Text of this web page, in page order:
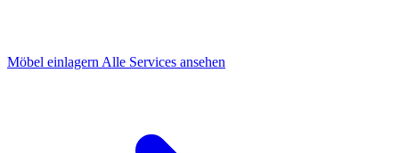
Möbel einlagern Alle Services ansehen